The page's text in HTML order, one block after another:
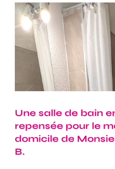
Une salle de bain
repensée pour le
domicile de
B.